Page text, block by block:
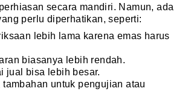
secara mandiri. Namun, ada
perlu diperhatikan, seperti:
lebih lama karena emas harus
biasanya lebih rendah.
jual bisa lebih besar.
untuk pengujian atau